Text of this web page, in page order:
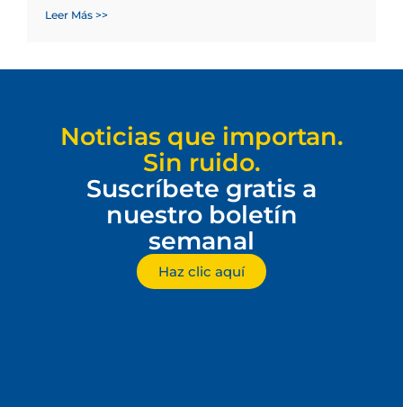
Leer Más >>
Noticias que importan.
Sin ruido.
Suscríbete gratis a
nuestro boletín
semanal
Haz clic aquí